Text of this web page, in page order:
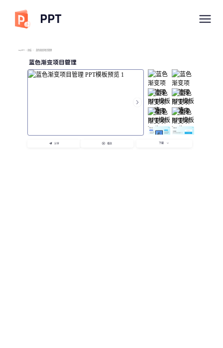
PPT
imyPPT / 总结 / 蓝色渐变项目管理
蓝色渐变项目管理
分享 播放 下载